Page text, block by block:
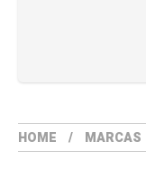
HOME MARCAS